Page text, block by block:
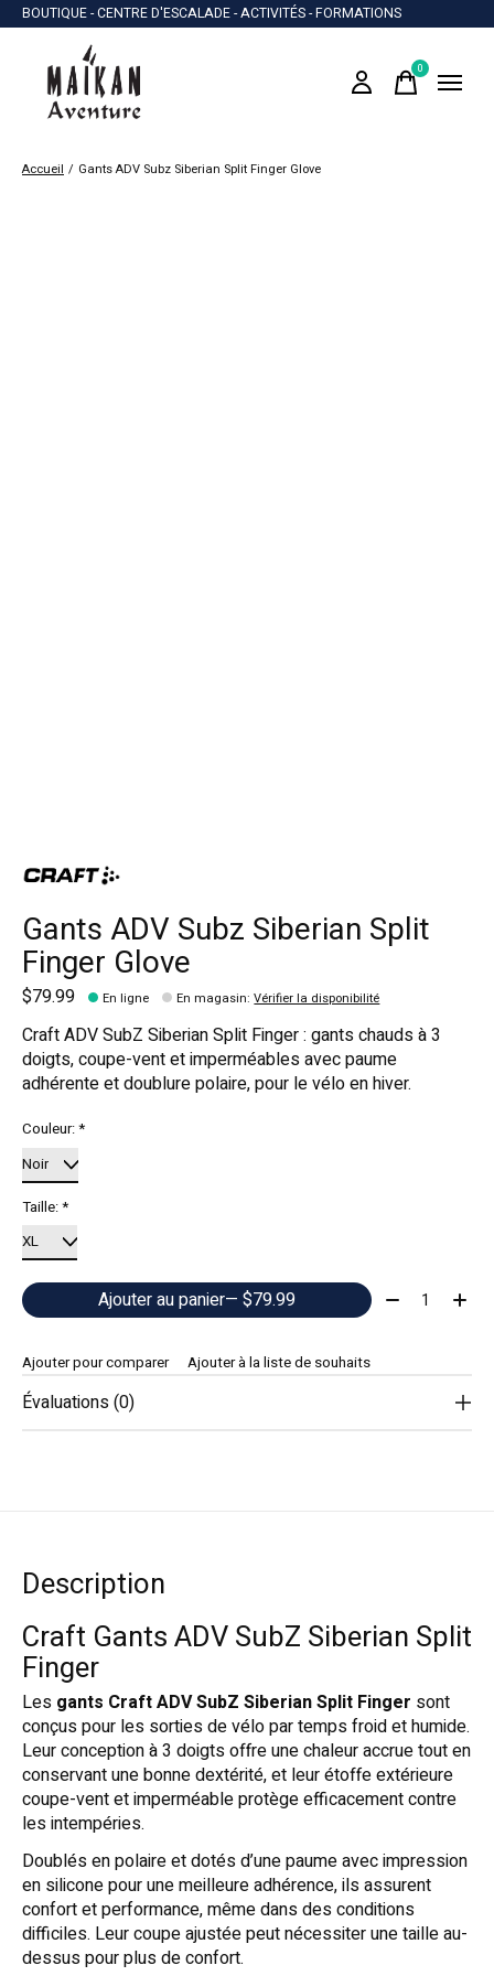
BOUTIQUE - CENTRE D'ESCALADE - ACTIVITÉS - FORMATIONS
0items
Accueil / Gants ADV Subz Siberian Split Finger Glove
Gants ADV Subz Siberian Split
Finger Glove
$79.99 En ligne En magasin:Vérifier la disponibilité
Craft ADV SubZ Siberian Split Finger : gants chauds à 3
doigts, coupe-vent et imperméables avec paume
adhérente et doublure polaire, pour le vélo en hiver.
Couleur:*
Taille:*
Ajouter au panier — $79.99 Quantité:
Ajouter pour comparer Ajouter à la liste de souhaits
Évaluations (0)
Description
Craft Gants ADV SubZ Siberian Split
Finger
Les gants Craft ADV SubZ Siberian Split Finger sont
conçus pour les sorties de vélo par temps froid et humide.
Leur conception à 3 doigts offre une chaleur accrue tout en
conservant une bonne dextérité, et leur étoffe extérieure
coupe-vent et imperméable protège efficacement contre
les intempéries.
Doublés en polaire et dotés d’une paume avec impression
en silicone pour une meilleure adhérence, ils assurent
confort et performance, même dans des conditions
difficiles. Leur coupe ajustée peut nécessiter une taille au-
dessus pour plus de confort.